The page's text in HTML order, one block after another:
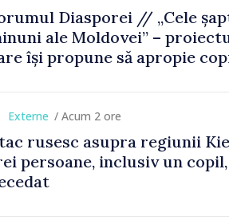
Diasporei // „Cele
ale Moldovei” –
își propune să apropie
/ Acum 2 ore
rusesc asupra regiunii
persoane, inclusiv un